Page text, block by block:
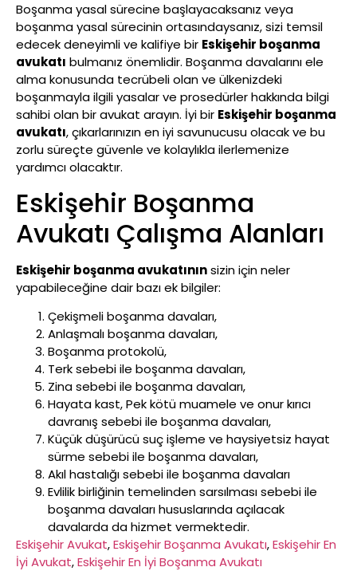
Boşanma yasal sürecine başlayacaksanız veya
boşanma yasal sürecinin ortasındaysanız, sizi temsil
edecek deneyimli ve kalifiye bir Eskişehir boşanma
avukatı bulmanız önemlidir. Boşanma davalarını ele
alma konusunda tecrübeli olan ve ülkenizdeki
boşanmayla ilgili yasalar ve prosedürler hakkında bilgi
sahibi olan bir avukat arayın. İyi bir Eskişehir boşanma
avukatı, çıkarlarınızın en iyi savunucusu olacak ve bu
zorlu süreçte güvenle ve kolaylıkla ilerlemenize
yardımcı olacaktır.
Eskişehir Boşanma
Avukatı Çalışma Alanları
Eskişehir boşanma avukatınınsizin için neler
yapabileceğine dair bazı ek bilgiler:
Çekişmeli boşanma davaları,
Anlaşmalı boşanma davaları,
Boşanma protokolü,
Terk sebebi ile boşanma davaları,
Zina sebebi ile boşanma davaları,
Hayata kast, Pek kötü muamele ve onur kırıcı
davranış sebebi ile boşanma davaları,
Küçük düşürücü suç işleme ve haysiyetsiz hayat
sürme sebebi ile boşanma davaları,
Akıl hastalığı sebebi ile boşanma davaları
Evlilik birliğinin temelinden sarsılması sebebi ile
boşanma davaları hususlarında açılacak
davalarda da hizmet vermektedir.
Eskişehir Avukat, Eskişehir Boşanma Avukatı, Eskişehir En
İyi Avukat, Eskişehir En İyi Boşanma Avukatı